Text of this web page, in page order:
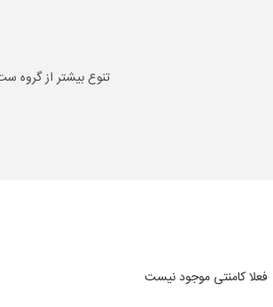
تنوع بیشتر از گروه
فعلا کامنتی موجود نیست